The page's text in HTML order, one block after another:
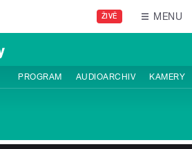
ŽIVĚ MENU
PROGRAM AUDIOARCHIV KAMERY